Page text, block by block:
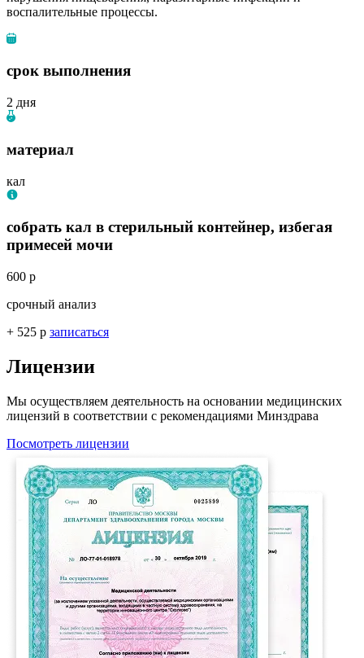
воспалительные процессы.
срок выполнения
2 дня
материал
кал
собрать кал в стерильный контейнер, избегая
примесей мочи
600 р
срочный анализ
+ 525 р записаться
Лицензии
Мы осуществляем деятельность на основании медицинских
лицензий в соответствии с рекомендациями Минздрава
Посмотреть лицензии